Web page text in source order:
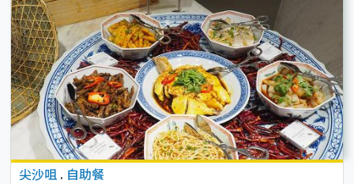
尖沙咀 . 自助餐